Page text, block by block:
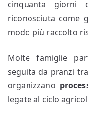
cinquanta giorni
riconosciuta come
modo più raccolto
Molte famiglie
seguita da pranzi
organizzano
legate al ciclo